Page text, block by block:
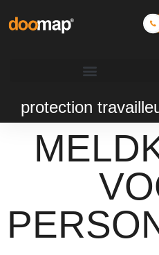
protection